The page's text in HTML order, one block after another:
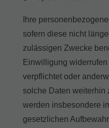
Ihre
sofern diese nicht
zulässigen Zwecke
Einwilligung
verpflichtet oder
solche Daten weiterhin
werden insbesondere
gesetzlichen